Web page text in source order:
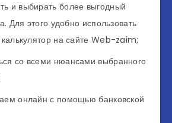
и выбирать более выгодный
Для этого удобно использовать
на сайте Web-zaim;
со всеми нюансами выбранного
онлайн с помощью банковской